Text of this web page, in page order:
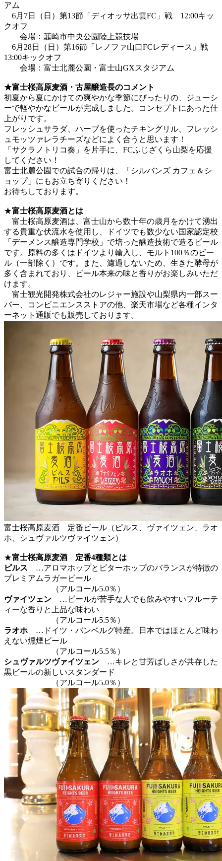
アム
6月7日（日）第13節「ディオッサ出雲FC」戦 12:00キッ
クオフ
会場：韮崎市中央公園陸上競技場
6月28日（日）第16節「レノファ山口FCレディース」戦
13:00キックオフ
会場：富士北麓公園・富士山GXスタジアム
★富士桜高原麦酒・古屋醸造長のコメント
初夏から夏にかけての爽やかな季節にぴったりの、ジューシ
ーで軽やかなビールが完成しました。コンセプトにあった仕
上がりです。
フレッシュサラダ、ハーブを使ったチキングリル、フレッシ
ュモッツァレラチーズなどによく合うと思います！
「サクラノトリコ奏」を片手に、FCふじざくら山梨を応援
してください！
富士北麓公園での試合の帰りは、「シルバンズ カフェ＆シ
ョップ」にもお立ち寄りください！
お待ちしております。
★富士桜高原麦酒とは
富士桜高原麦酒は、富士山から数十年の歳月をかけて湧出
する貴重な伏流水を使用し、ドイツでも数少ない国家認定校
「デーメンス醸造専門学校」で培った醸造技術で造るビール
です。原料の多くはドイツより輸入し、モルト100％のビー
ル（一部除く）です。また、濾過しないため、生きた酵母が
多く含まれており、ビール本来の味と香りがお楽しみいただ
けます。
富士観光開発株式会社のレジャー施設や山梨県内一部スー
パー、コンビニエンスストアの他、楽天市場など各種インタ
ーネット通販でも販売しております。
富士桜高原麦酒 定番ビール（ピルス、ヴァイツェン、ラオ
ホ、シュヴァルツヴァイツェン）
★富士桜高原麦酒 定番4種類とは
ピルス …アロマホップとビターホップのバランスが特徴の
プレミアムラガービール
（アルコール5.0％）
ヴァイツェン …ビールが苦手な人でも飲みやすいフルーテ
ィーな香りと上品な味わい
（アルコール5.5％）
ラオホ …ドイツ・バンベルグ特産。日本ではほとんど味わ
えない燻煙ビール
（アルコール5.5％）
シュヴァルツヴァイツェン …キレと甘芳ばしさが共存した
黒ビールの新しいスタンダード
（アルコール5.0％）